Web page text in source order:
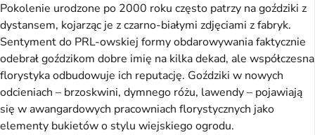
Pokolenie urodzone po 2000 roku często patrzy na goździki z
dystansem, kojarząc je z czarno-białymi zdjęciami z fabryk.
Sentyment do PRL-owskiej formy obdarowywania faktycznie
odebrał goździkom dobre imię na kilka dekad, ale współczesna
florystyka odbudowuje ich reputację. Goździki w nowych
odcieniach – brzoskwini, dymnego różu, lawendy – pojawiają
się w awangardowych pracowniach florystycznych jako
elementy bukietów o stylu wiejskiego ogrodu.